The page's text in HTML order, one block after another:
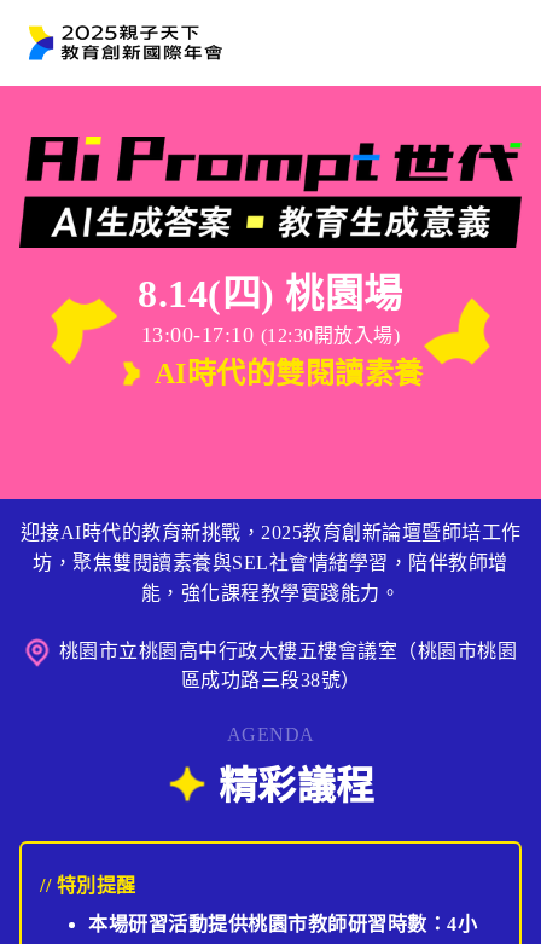
8.14(四) 桃園場
13:00-17:10 (12:30開放入場)
AI時代的雙閱讀素養
迎接AI時代的教育新挑戰，2025教育創新論壇暨師培工作
坊，聚焦雙閱讀素養與SEL社會情緒學習，陪伴教師增
能，強化課程教學實踐能力。
桃園市立桃園高中行政大樓五樓會議室（桃園市桃園
區成功路三段38號）
AGENDA
精彩議程
// 特別提醒
本場研習活動提供桃園市教師研習時數：4小